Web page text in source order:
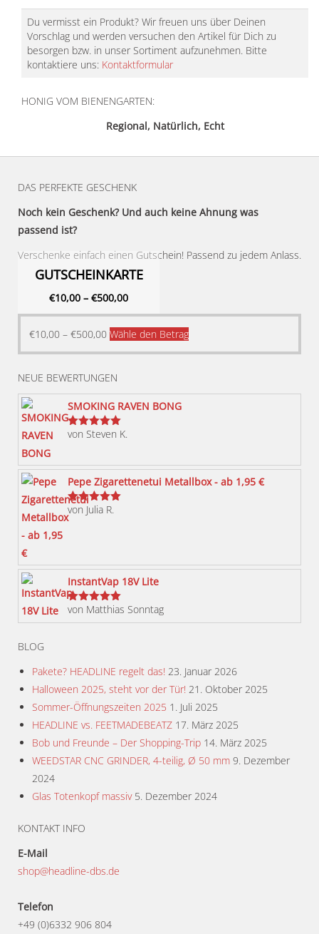
Du vermisst ein Produkt? Wir freuen uns über Deinen
Vorschlag und werden versuchen den Artikel für Dich zu
besorgen bzw. in unser Sortiment aufzunehmen. Bitte
kontaktiere uns: Kontaktformular
HONIG VOM BIENENGARTEN:
Regional, Natürlich, Echt
DAS PERFEKTE GESCHENK
Noch kein Geschenk? Und auch keine Ahnung was
passend ist?
Verschenke einfach einen Gutschein! Passend zu jedem Anlass.
GUTSCHEINKARTE
€10,00 – €500,00
€10,00 – €500,00 Wähle den BetragDieses
Produkt
können
werden
NEUE BEWERTUNGEN
SMOKING RAVEN BONG
Bewertet
von Steven K.
Pepe Zigarettenetui Metallbox - ab 1,95 €
Bewertet
mit
von Julia R.
InstantVap 18V Lite
Bewertet
mit5von 5
von Matthias Sonntag
BLOG
Pakete? HEADLINE regelt das! 23. Januar 2026
Halloween 2025, steht vor der Tür! 21. Oktober 2025
Sommer-Öffnungszeiten 2025 1. Juli 2025
HEADLINE vs. FEETMADEBEATZ 17. März 2025
Bob und Freunde – Der Shopping-Trip 14. März 2025
WEEDSTAR CNC GRINDER, 4-teilig, Ø 50 mm 9. Dezember
2024
Glas Totenkopf massiv 5. Dezember 2024
KONTAKT INFO
E-Mail
shop@headline-dbs.de
Telefon
+49 (0)6332 906 804